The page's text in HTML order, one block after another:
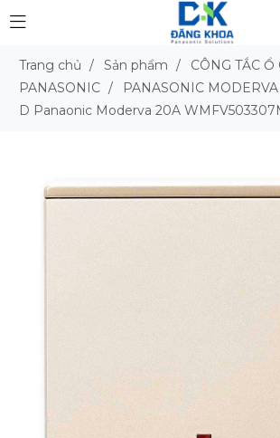
Trang chủ / Sản phẩm /
CÔNG TẮC Ổ
PANASONIC / PANASONIC MODERVA
D Panaonic Moderva 20A